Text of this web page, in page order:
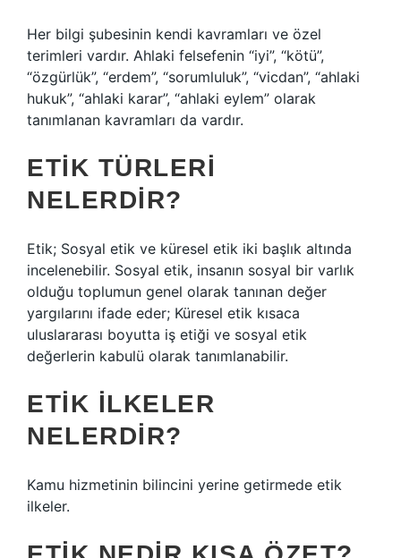
Her bilgi şubesinin kendi kavramları ve özel
terimleri vardır. Ahlaki felsefenin “iyi”, “kötü”,
“özgürlük”, “erdem”, “sorumluluk”, “vicdan”, “ahlaki
hukuk”, “ahlaki karar”, “ahlaki eylem” olarak
tanımlanan kavramları da vardır.
ETIK TÜRLERI
NELERDIR?
Etik; Sosyal etik ve küresel etik iki başlık altında
incelenebilir. Sosyal etik, insanın sosyal bir varlık
olduğu toplumun genel olarak tanınan değer
yargılarını ifade eder; Küresel etik kısaca
uluslararası boyutta iş etiği ve sosyal etik
değerlerin kabulü olarak tanımlanabilir.
ETIK ILKELER
NELERDIR?
Kamu hizmetinin bilincini yerine getirmede etik
ilkeler.